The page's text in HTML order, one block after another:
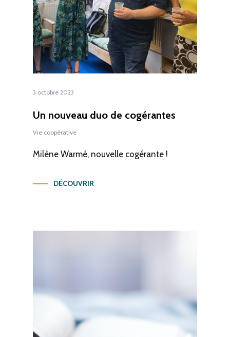
3 octobre 2023
Un nouveau duo de cogérantes
Vie coopérative
Milène Warmé, nouvelle cogérante !
DÉCOUVRIR